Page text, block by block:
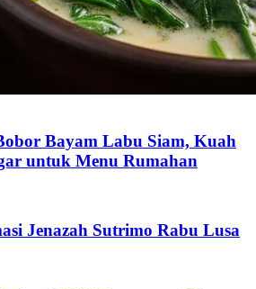
Bayam Labu Siam, Kuah
untuk Menu Rumahan
Jenazah Sutrimo Rabu Lusa